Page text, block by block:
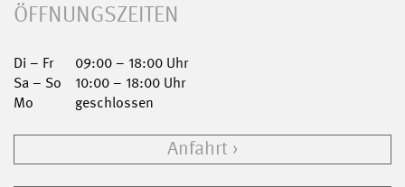
ÖFFNUNGSZEITEN
Di – Fr
09:00 – 18:00 Uhr
Sa – So
10:00 – 18:00 Uhr
Mo
geschlossen
Anfahrt